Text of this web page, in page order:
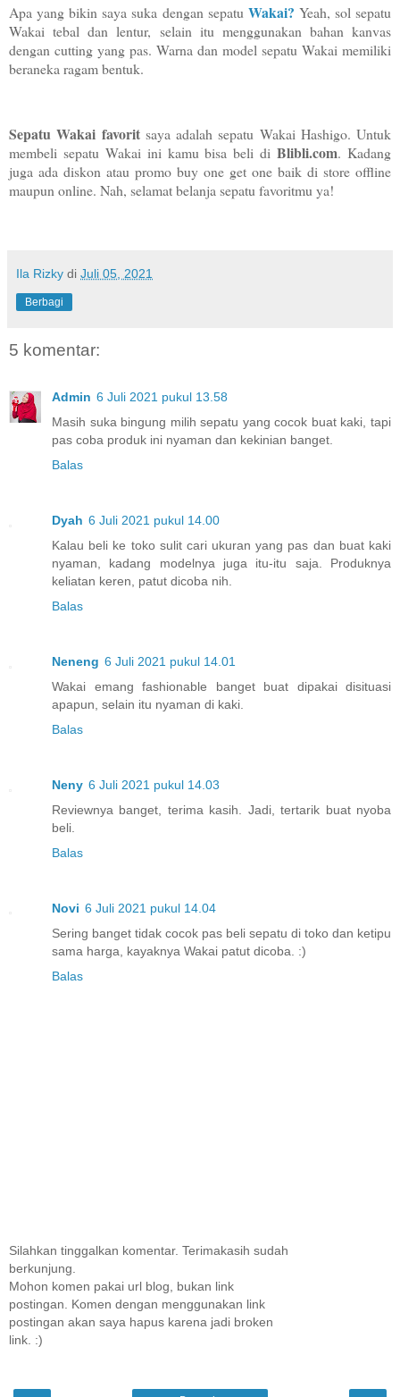
Apa yang bikin saya suka dengan sepatu Wakai? Yeah, sol sepatu
Wakai tebal dan lentur, selain itu menggunakan bahan kanvas
dengan cutting yang pas. Warna dan model sepatu Wakai memiliki
beraneka ragam bentuk.
Sepatu Wakai favoritsaya adalah sepatu Wakai Hashigo. Untuk
membeli sepatu Wakai ini kamu bisa beli di Blibli.com. Kadang
juga ada diskon atau promo buy one get one baik di store offline
maupun online. Nah, selamat belanja sepatu favoritmu ya!
Ila Rizky di Juli 05, 2021
Berbagi
5 komentar:
Admin 6 Juli 2021 pukul 13.58
Masih suka bingung milih sepatu yang cocok buat kaki, tapi
pas coba produk ini nyaman dan kekinian banget.
Balas
Dyah 6 Juli 2021 pukul 14.00
Kalau beli ke toko sulit cari ukuran yang pas dan buat kaki
nyaman, kadang modelnya juga itu-itu saja. Produknya
keliatan keren, patut dicoba nih.
Balas
Neneng 6 Juli 2021 pukul 14.01
Wakai emang fashionable banget buat dipakai disituasi
apapun, selain itu nyaman di kaki.
Balas
Neny 6 Juli 2021 pukul 14.03
Reviewnya banget, terima kasih. Jadi, tertarik buat nyoba
beli.
Balas
Novi 6 Juli 2021 pukul 14.04
Sering banget tidak cocok pas beli sepatu di toko dan ketipu
sama harga, kayaknya Wakai patut dicoba. :)
Balas
Silahkan tinggalkan komentar. Terimakasih sudah
berkunjung.
Mohon komen pakai url blog, bukan link
postingan. Komen dengan menggunakan link
postingan akan saya hapus karena jadi broken
link. :)